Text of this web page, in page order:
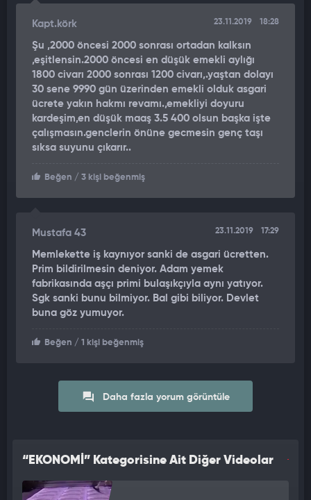
SGK’ya bildirilmediyse ‘hizmet tespit davası’ açma hakkınız var.
Bu yönde haksızlığa uğrayan çalışanlara daha düşük aylık
bağlanıyor.
5 - 1000 LİRALIK EK İŞ, AYLIĞI YÜZDE 50 ARTIRIR
2000 TL brüt ücretle çalışan kişi, ek iş olarak da aylık brüt 1000
TL’lik bir iş yapıyorsa, bu, kişinin alacağı emekli aylığını yüzde
50 oranında artıracak anlamına gelir. 500 TL kazançla ek iş
yapıyorsa, aynı kişinin aylığı yüzde 25 artacak anlamına gelir.
6 - TAHSİS FORMUNA DİKKAT!
Emeklilik başvurusu yaparken doldurulan ‘Tahsis Formu’ndaki
bakmakla yükümlü kişi hanesine ‘eş’, ‘çocuk’ gibi yakınlarınızı
eklemeyi unutmayın. Maaş hesaplarken aylık bağlama oranını
yükseltici etki yapacaktır.
7 - ASGARİ ÜCRETE RAZI OLMAYIN
Dolayısıyla öncelikle gerçek maaşınızın bordroda olmasına
Ayrıca düzenli nakit ödemeleriniz varsa (ikramiye, prim, kira
yardımı...), bunların da brüt kazanca eklenmesini sağlayın
Kapt.körk 23.11.2019 18:28
Şu ,2000 öncesi 2000 sonrası ortadan kalksın
,eşitlensin.2000 öncesi en düşük emekli aylığı
1800 civarı 2000 sonrası 1200 civarı,.yaştan dolayı
30 sene 9990 gün üzerinden emekli olduk asgari
ücrete yakın hakmı revamı.,emekliyi doyuru
kardeşim,en düşük maaş 3.5 400 olsun başka işte
çalışmasın.genclerin önüne gecmesin genç taşı
sıksa suyunu çıkarır..
Beğen / 3 kişi beğenmiş
Mustafa 43 23.11.2019 17:29
Memlekette iş kaynıyor sanki de asgari ücretten.
Prim bildirilmesin deniyor. Adam yemek
fabrikasında aşçı primi bulaşıkçıyla aynı yatıyor.
Sgk sanki bunu bilmiyor. Bal gibi biliyor. Devlet
buna göz yumuyor.
Beğen / 1 kişi beğenmiş
Daha fazla yorum görüntüle
“EKONOMİ” Kategorisine Ait Diğer Videolar